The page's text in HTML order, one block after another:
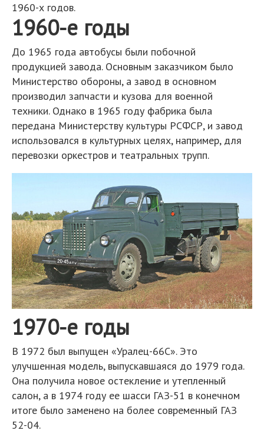
1960-х годов.
1960-е годы
До 1965 года автобусы были побочной
продукцией завода. Основным заказчиком было
Министерство обороны, а завод в основном
производил запчасти и кузова для военной
техники. Однако в 1965 году фабрика была
передана Министерству культуры РСФСР, и завод
использовался в культурных целях, например, для
перевозки оркестров и театральных трупп.
1970-е годы
В 1972 был выпущен «Уралец-66С». Это
улучшенная модель, выпускавшаяся до 1979 года.
Она получила новое остекление и утепленный
салон, а в 1974 году ее шасси ГАЗ-51 в конечном
итоге было заменено на более современный ГАЗ
52-04.